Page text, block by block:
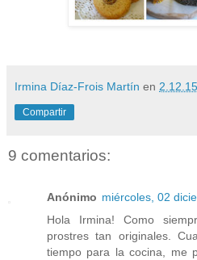
Irmina Díaz-Frois Martín en 2.12.15
Compartir
9 comentarios:
Anónimo miércoles, 02
Hola Irmina! Como
prostres tan originales.
tiempo para la cocina, me